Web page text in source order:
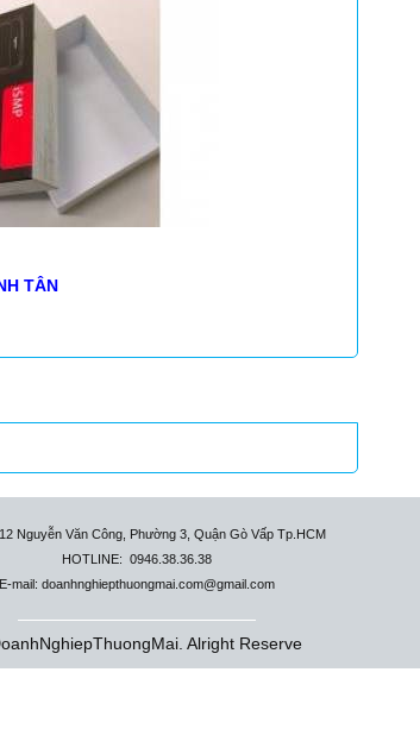
TÂN
Nguyễn Văn Công, Phường 3, Quận Gò Vấp Tp.HCM
HOTLINE: 0946.38.36.38
E-mail: doanhnghiepthuongmai.com@gmail.com
Alright Reserve